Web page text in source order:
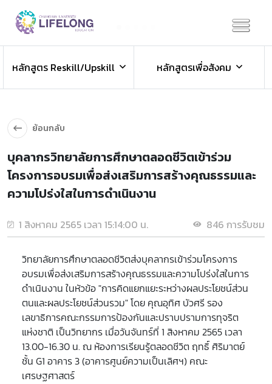
ข่าวประชาสัมพันธ์
ข่าวสารองค์กร ข่าวสารกิจกรรม
หลักสูตร Reskill/Upskill
หลักสูตรเพื่อสังคม
ย้อนกลับ
บุคลากรวิทยาลัยการศึกษาตลอดชีวิตเข้าร่วม
โครงการอบรมเพื่อส่งเสริมการสร้างคุณธรรมและ
ความโปร่งใสในการดำเนินงาน
1 สิงหาคม 2565 เวลา 15:14:00 น. 846 การรับชม
วิทยาลัยการศึกษาตลอดชีวิตส่งบุคลากรเข้าร่วมโครงการ
อบรมเพื่อส่งเสริมการสร้างคุณธรรมและความโปร่งใสในการ
ดำเนินงาน ในหัวข้อ "การคิดแยกแยะระหว่างผลประโยชน์ส่วน
ตนและผลประโยชน์ส่วนรวม" โดย คุณอุทิศ บัวศรี รอง
เลขาธิการคณะกรรมการป้องกันและปราบปรามการทุจริต
แห่งชาติ เป็นวิทยากร เมื่อวันจันทร์ที่ 1 สิงหาคม 2565 เวลา
13.00-16.30 น. ณ ห้องการเรียนรู้ตลอดชีวิต ฤทธิ์ ศิริมาตย์
ชั้น G1 อาคาร 3 (อาคารศูนย์ความเป็นเลิศฯ) คณะ
เศรษฐศาสตร์